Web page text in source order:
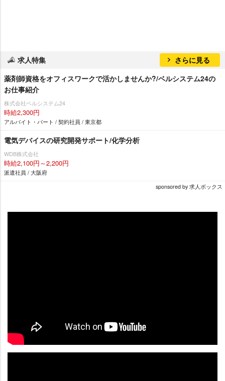
求人特集
さらに見る
薬剤師資格をオフィスワークで活かしませんか?/ベルシステム24の
お仕事紹介
株式会社ベルシステム24
時給2,300円
アルバイト・パート / 契約社員 / 東京都
電気デバイスの研究開発サポート/化学分析
WDB株式会社
時給2,100円～2,200円
派遣社員 / 大阪府
sponsored by 求人ボックス